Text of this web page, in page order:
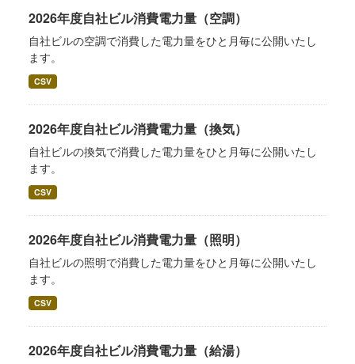
2026年度自社ビル消費電力量（空調）
自社ビルの空調で消費した電力量をひと月毎に公開いたし
ます。
CSV
2026年度自社ビル消費電力量（換気）
自社ビルの換気で消費した電力量をひと月毎に公開いたし
ます。
CSV
2026年度自社ビル消費電力量（照明）
自社ビルの照明で消費した電力量をひと月毎に公開いたし
ます。
CSV
2026年度自社ビル消費電力量（給湯）